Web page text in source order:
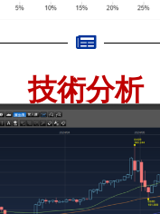
技術分析